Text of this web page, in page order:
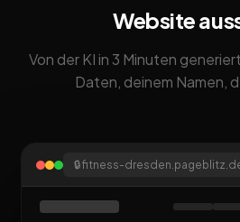
Website
Von der KI in 3 Minuten
Daten, deinem Namen,
🔒fitness-